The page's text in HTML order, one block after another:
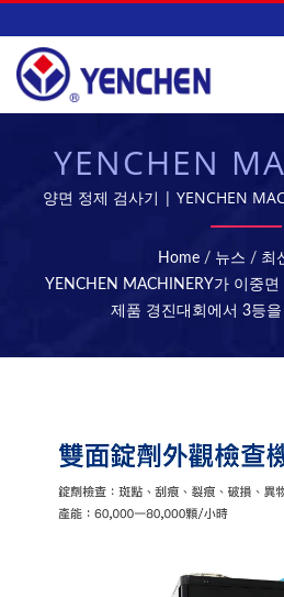
YENCHEN
이 이중면 정
스마트 제품 경
3위 수상 | 정
양면 정제 검사기 | YENCHEN
년 동안 제약 기계 제조에 전
Home / 뉴스 / 최
YENCHEN MACHINERY가 이중
제품 경진대회에서 3등